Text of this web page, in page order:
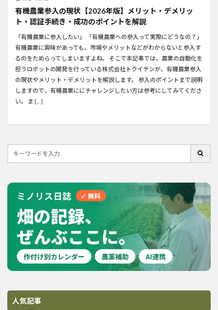
有機農業参入の現状【2026年版】メリット・デメリッ
ト・認証手続き・成功のポイントを解説
「有機農業に参入したい」 「有機農業への参入って実際にどうなの？」
有機農業に興味があっても、市場やメリットなどがわからないと参入す
るのをためらってしまいますよね。 そこで本記事では、農業の自動化を
担うロボットの開発を行っている株式会社トクイテンが、有機農業参入
の現状やメリット・デメリットを解説します。 参入のポイントまで説明
しますので、有機農業ににチャレンジしたい方は参考にしてみてくださ
い。 ま […]
人気記事